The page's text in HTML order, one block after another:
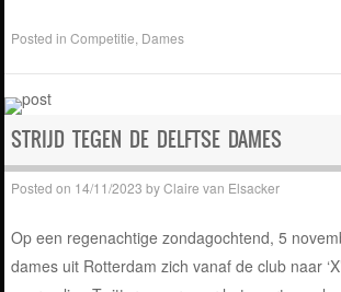
Posted inCompetitie Dames
STRIJD TEGEN DE DELFTSE DAMES
Posted on 14/11/2023 byClaire van Elsacker
Op een regenachtige zondagochtend, 5
dames uit Rotterdam zich vanaf de club naar